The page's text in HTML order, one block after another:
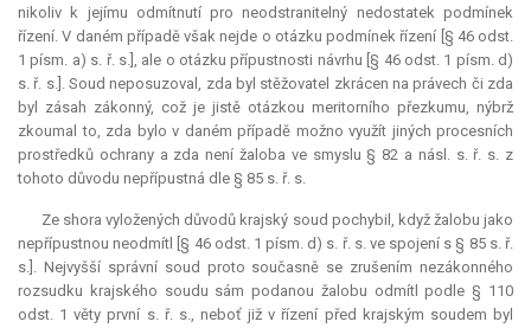
nikoliv k jejímu odmítnutí pro neodstranitelný nedostatek podmínek
řízení. V daném případě však nejde o otázku podmínek řízení [§ 46 odst.
1 písm. a) s. ř. s.], ale o otázku přípustnosti návrhu [§ 46 odst. 1 písm. d)
s. ř. s.]. Soud neposuzoval, zda byl stěžovatel zkrácen na právech či zda
byl zásah zákonný, což je jistě otázkou meritorního přezkumu, nýbrž
zkoumal to, zda bylo v daném případě možno využít jiných procesních
prostředků ochrany a zda není žaloba ve smyslu § 82 a násl. s. ř. s. z
tohoto důvodu nepřípustná dle § 85 s. ř. s.
Ze shora vyložených důvodů krajský soud pochybil, když žalobu jako
nepřípustnou neodmítl [§ 46 odst. 1 písm. d) s. ř. s. ve spojení s § 85 s. ř.
s.]. Nejvyšší správní soud proto současně se zrušením nezákonného
rozsudku krajského soudu sám podanou žalobu odmítl podle § 110
odst. 1 věty první s. ř. s., neboť již v řízení před krajským soudem byl